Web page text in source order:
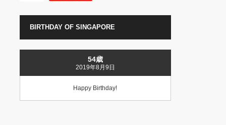
BIRTHDAY OF SINGAPORE
54歳
2019年8月9日
Happy Birthday!